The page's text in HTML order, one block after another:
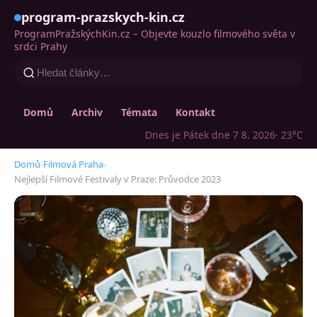
program-prazskych-kin.cz
ProgramPražskýchKin.cz – Objevte kouzlo filmového světa v
srdci Prahy
Domů Archiv Témata
Kontakt
Dnes je Pátek dne 7 8. 2026· 23°C
Domů›Filmová Praha›
Nejlepší Filmové Festivaly v Praze: Průvodce 2023